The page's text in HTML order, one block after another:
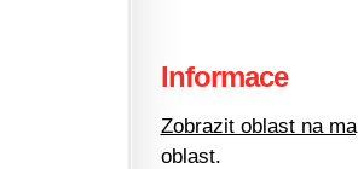
Informace
Zobrazit oblast na
oblast.